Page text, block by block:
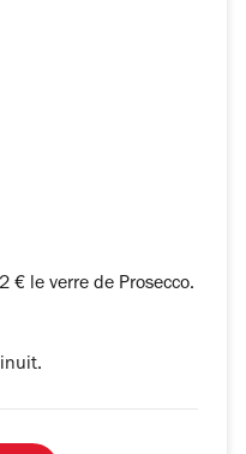
€ le verre de Prosecco.